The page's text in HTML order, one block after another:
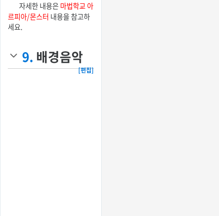
자세한 내용은마법학교 아
르피아/몬스터 내용을 참고하
세요.
9. 배경음악
[편집]